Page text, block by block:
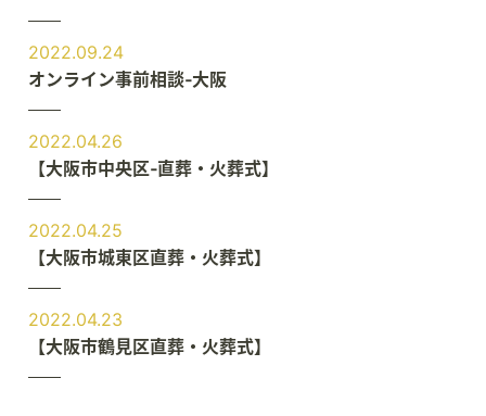
2022.09.24
オンライン事前相談‐大阪
2022.04.26
【大阪市中央区‐直葬・火葬式】
2022.04.25
【大阪市城東区直葬・火葬式】
2022.04.23
【大阪市鶴見区直葬・火葬式】